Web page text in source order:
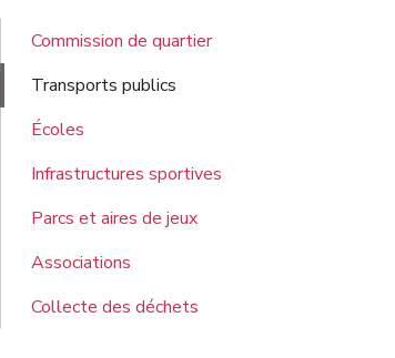
Commission de quartier
Transports publics
Écoles
Infrastructures sportives
Parcs et aires de jeux
Associations
Collecte des déchets